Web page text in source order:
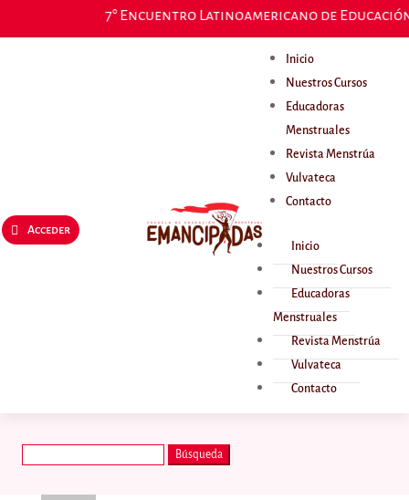
7° Encuentro Latinoamericano de
Acceder
Inicio
Nuestros Cursos
Educadoras
Menstruales
Revista Menstrúa
Vulvateca
Contacto
Inicio
Nuestros Cursos
Educadoras
Menstruales
Revista Menstrúa
Vulvateca
Contacto